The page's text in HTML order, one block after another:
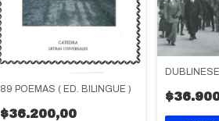
89 POEMAS ( ED. BILINGUE )
$36.200,00